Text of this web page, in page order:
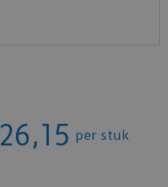
26,15 per stuk